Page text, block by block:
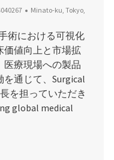
du poste Emplacement
Minato-ku, Tokyo,
術における可視化
価値向上と市場拡
医療現場への製品
通じて、Surgical
を担っていただき
global medical
visualization